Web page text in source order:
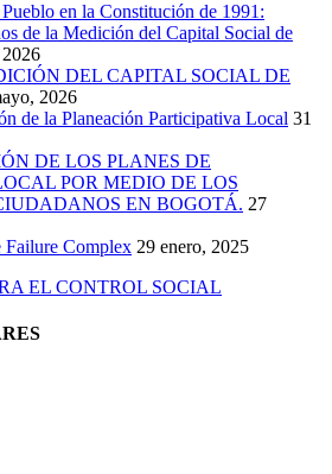
en la Constitución de 1991:
de la Medición del Capital Social de
DEL CAPITAL SOCIAL DE
2026
de la Planeación Participativa Local 31
DE LOS PLANES DE
POR MEDIO DE LOS
EN BOGOTÁ. 27
Failure Complex 29 enero, 2025